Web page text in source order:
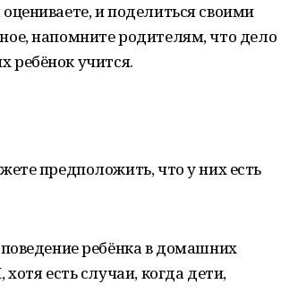
и поделиться своими
напомните родителям, что дело
ребёнок учится.
предположить, что у них есть
ребёнка в домашних
есть случаи, когда дети,